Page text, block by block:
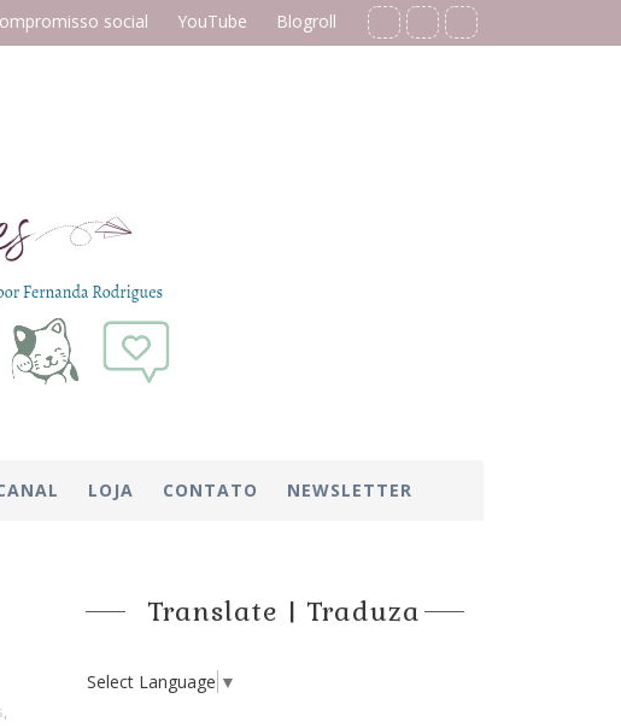
social YouTube Blogroll
LOJA CONTATO NEWSLETTER
,
Translate | Traduza
Select Language ▼